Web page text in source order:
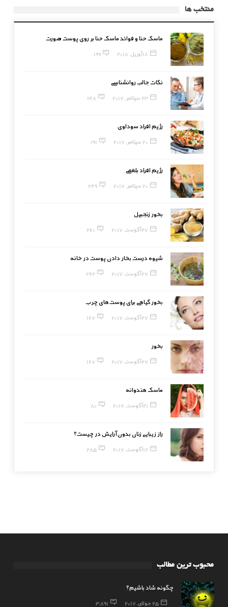
منتخب ها
ماسک حنا و فوائد ماسک حنا بر روی پوست صورت
18 آوریل, 2018 199
نکات جالب روانشناسی
23 سپتامبر, 2017 148
رژیم افراد سوداوی
20 سپتامبر, 2017 191
رژیم افراد بلغمی
20 سپتامبر, 2017 249
بخور زنجبیل
27 آگوست, 2017 260
شیوه درست بخار دادن پوست در خانه
27 آگوست, 2017 262
بخور گیاهی برای پوست‌های چرب
27 آگوست, 2017 167
بخور
27 آگوست, 2017 167
ماسک هندوانه
21 آگوست, 2017 80
راز زیبایی زنان بدون آرایش در چیست؟
12 آگوست, 2017 285
محبوب ترین مطالب
چگونه شاد باشیم؟
25 جولای, 2017 3,891